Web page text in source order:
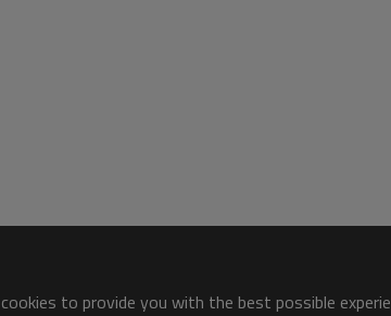
to provide you with the best possible